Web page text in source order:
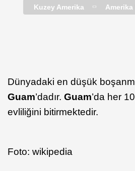
Kuzey Amerika
Dünyadaki en düşük
Guam’dadır. Guam’da her
evliliğini bitirmektedir.
Foto: wikipedia